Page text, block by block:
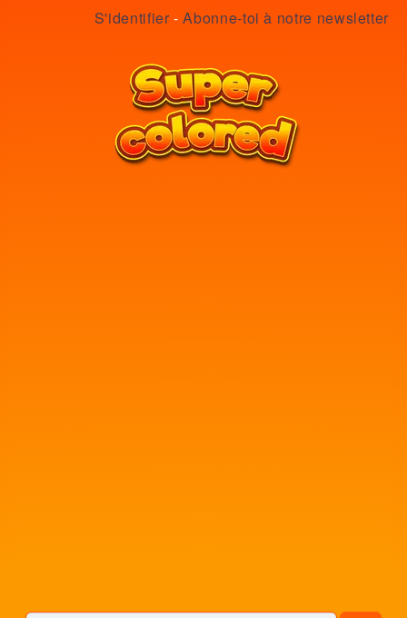
S'identifier -Abonne-toi à notre newsletter